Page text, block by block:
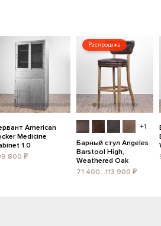
American
Medicine
1.0
800 ₽
Распродажа
+1
Барный стул Angeles
Barstool High,
Weathered Oak
71 400...113 900 ₽